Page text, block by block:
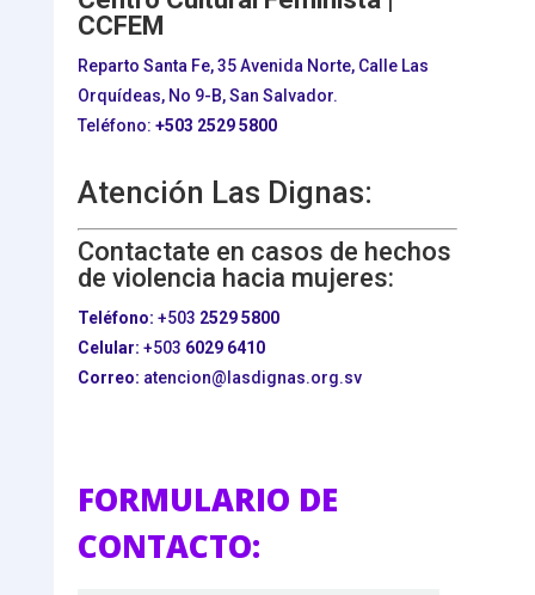
CCFEM
Reparto Santa Fe, 35 Avenida Norte, Calle Las
Orquídeas, No 9-B, San Salvador.
Teléfono: +503 2529 5800
Atención Las Dignas:
Contactate en casos de hechos
de violencia hacia mujeres:
Teléfono: +503 2529 5800
Celular: +503 6029 6410
Correo: atencion@lasdignas.org.sv
FORMULARIO DE
CONTACTO: